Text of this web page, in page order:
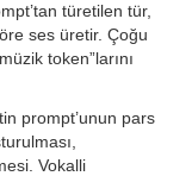
türetilen tür,
ses üretir. Çoğu
token”larını
prompt’unun pars
Vokalli